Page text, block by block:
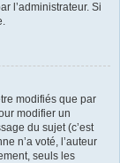
l’administrateur. Si
modifiés que par
modifier un
du sujet (c’est
n’a voté, l’auteur
seuls les